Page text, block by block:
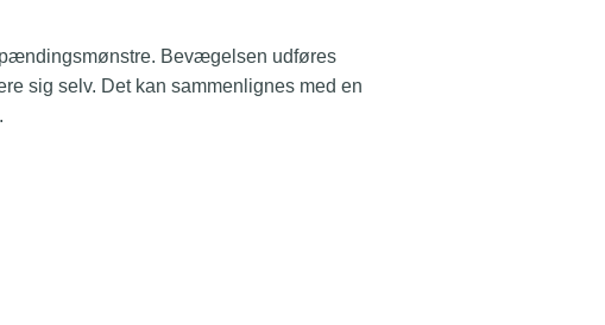
Bevægelsen udføres
sig selv. Det kan sammenlignes med en